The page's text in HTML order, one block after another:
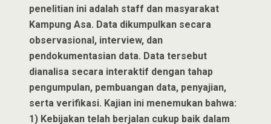
penelitian ini adalah staff dan masyarakat
Kampung Asa. Data dikumpulkan secara
observasional, interview, dan
pendokumentasian data. Data tersebut
dianalisa secara interaktif dengan tahap
pengumpulan, pembuangan data, penyajian,
serta verifikasi. Kajian ini menemukan bahwa:
1) Kebijakan telah berjalan cukup baik dalam